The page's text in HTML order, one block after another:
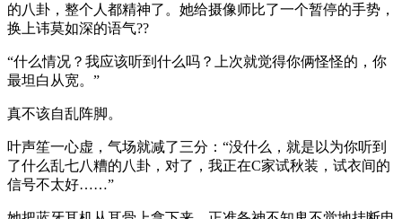
的八卦，整个人都精神了。她给摄像师比了一个暂停的手势，
换上讳莫如深的语气??
“什么情况？我应该听到什么吗？上次就觉得你俩怪怪的，你
最坦白从宽。”
真不该自乱阵脚。
叶声笙一心虚，气场就减了三分：“没什么，就是以为你听到
了什么乱七八糟的八卦，对了，我正在C家试秋装，试衣间的
信号不太好……”